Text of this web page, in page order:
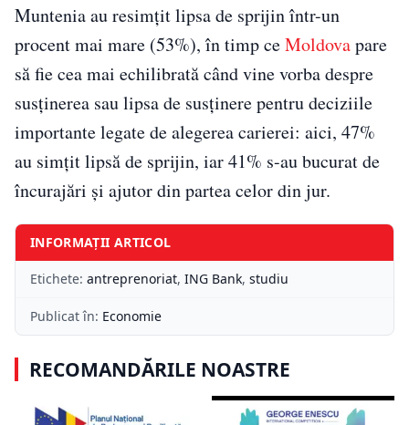
Muntenia au resimțit lipsa de sprijin într-un
procent mai mare (53%), în timp ceMoldovapare
să fie cea mai echilibrată când vine vorba despre
susținerea sau lipsa de susținere pentru deciziile
importante legate de alegerea carierei: aici, 47%
au simțit lipsă de sprijin, iar 41% s-au bucurat de
încurajări și ajutor din partea celor din jur.
INFORMAȚII ARTICOL
Etichete: antreprenoriat, ING Bank, studiu
Publicat în: Economie
RECOMANDĂRILE NOASTRE